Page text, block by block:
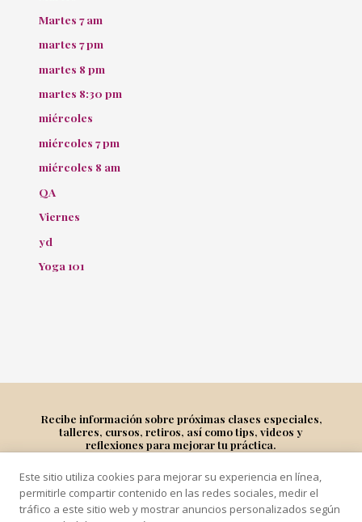
Martes 7 am
martes 7 pm
martes 8 pm
martes 8:30 pm
miércoles
miércoles 7 pm
miércoles 8 am
QA
Viernes
yd
Yoga 101
Recibe información sobre próximas clases especiales,
talleres, cursos, retiros, así como tips, videos y
reflexiones para mejorar tu práctica.
Suscríbete
Este sitio utiliza cookies para mejorar su experiencia en línea,
permitirle compartir contenido en las redes sociales, medir el
tráfico a este sitio web y mostrar anuncios personalizados según